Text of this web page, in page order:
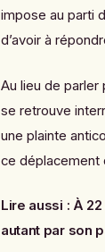
impose au parti
d’avoir à
Au lieu de parler
se retrouve
une plainte
ce déplacement
Lire aussi : À
autant par son